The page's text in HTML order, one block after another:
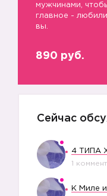
мужчинами,
главное -
вы.
890 руб.
Сейчас
4 ТИПА
1
К Миле